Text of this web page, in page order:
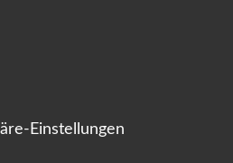
Einstellungen